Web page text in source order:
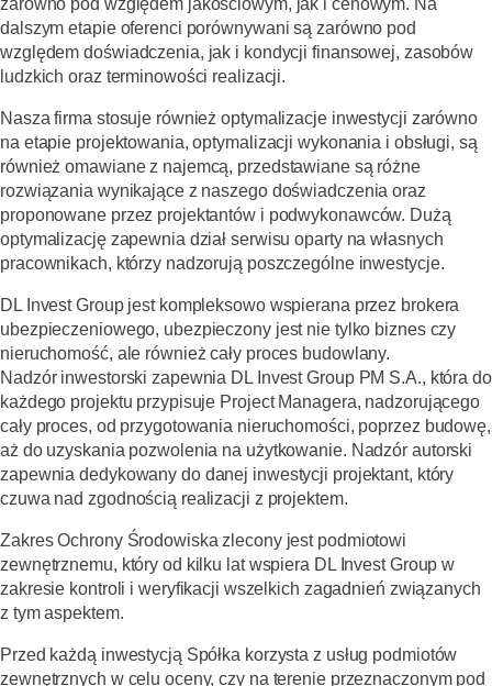
zarówno pod względem jakościowym, jak i cenowym. Na
dalszym etapie oferenci porównywani są zarówno pod
względem doświadczenia, jak i kondycji finansowej, zasobów
ludzkich oraz terminowości realizacji.
Nasza firma stosuje również optymalizacje inwestycji zarówno
na etapie projektowania, optymalizacji wykonania i obsługi, są
również omawiane z najemcą, przedstawiane są różne
rozwiązania wynikające z naszego doświadczenia oraz
proponowane przez projektantów i podwykonawców. Dużą
optymalizację zapewnia dział serwisu oparty na własnych
pracownikach, którzy nadzorują poszczególne inwestycje.
DL Invest Group jest kompleksowo wspierana przez brokera
ubezpieczeniowego, ubezpieczony jest nie tylko biznes czy
nieruchomość, ale również cały proces budowlany.
Nadzór inwestorski zapewnia DL Invest Group PM S.A., która do
każdego projektu przypisuje Project Managera, nadzorującego
cały proces, od przygotowania nieruchomości, poprzez budowę,
aż do uzyskania pozwolenia na użytkowanie. Nadzór autorski
zapewnia dedykowany do danej inwestycji projektant, który
czuwa nad zgodnością realizacji z projektem.
Zakres Ochrony Środowiska zlecony jest podmiotowi
zewnętrznemu, który od kilku lat wspiera DL Invest Group w
zakresie kontroli i weryfikacji wszelkich zagadnień związanych
z tym aspektem.
Przed każdą inwestycją Spółka korzysta z usług podmiotów
zewnętrznych w celu oceny, czy na terenie przeznaczonym pod